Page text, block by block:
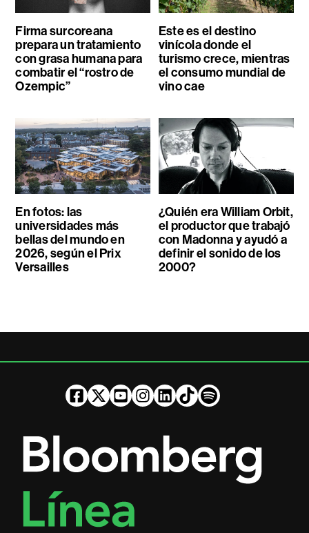
Firma surcoreana
prepara un tratamiento
con grasa humana para
combatir el “rostro de
Ozempic”
Este es el destino
vinícola donde el
turismo crece, mientras
el consumo mundial de
vino cae
En fotos: las
universidades más
bellas del mundo en
2026, según el Prix
Versailles
¿Quién era William Orbit,
el productor que trabajó
con Madonna y ayudó a
definir el sonido de los
2000?